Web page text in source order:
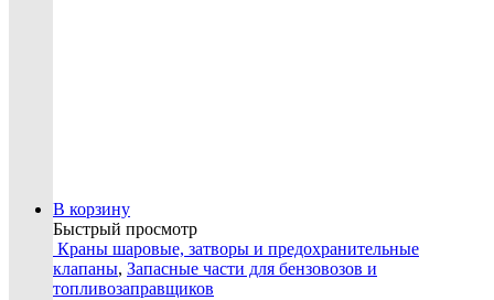
В корзину
Быстрый просмотр
Краны шаровые, затворы и предохранительные
клапаны, Запасные части для бензовозов и
топливозаправщиков